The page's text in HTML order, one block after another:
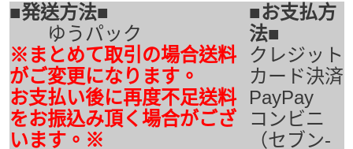
■発送方法■
ゆうパック
※まとめて取引の場合送料
がご変更になります。
お支払い後に再度不足送料
をお振込み頂く場合がござ
います。※
■お支払方
法■
クレジット
カード決済
PayPay
コンビニ
（セブン-